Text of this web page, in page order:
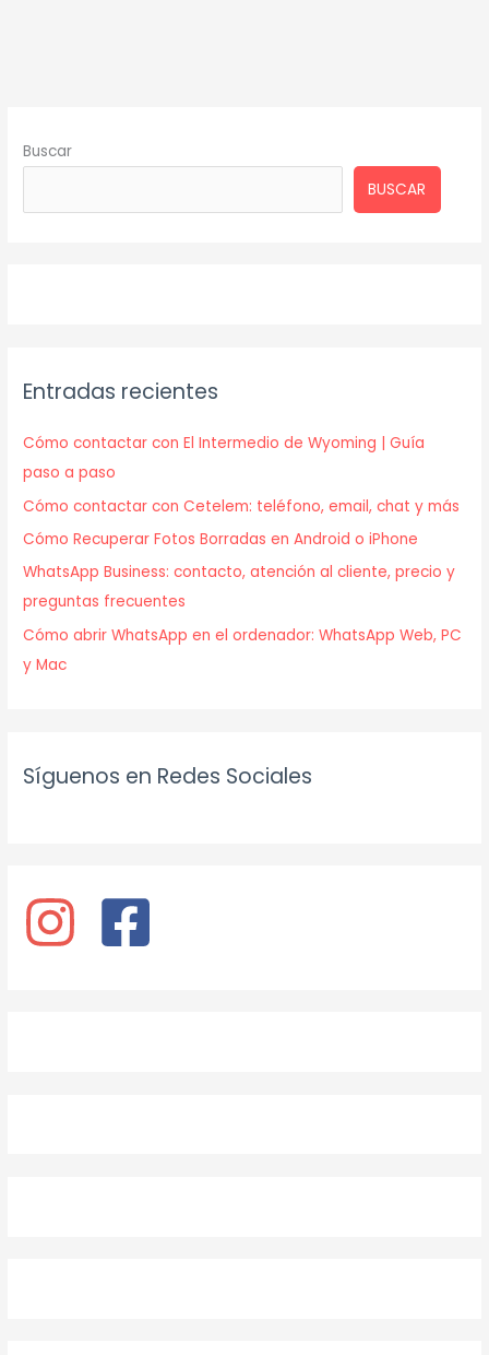
Buscar
BUSCAR
Entradas recientes
Cómo contactar con El Intermedio de Wyoming | Guía
paso a paso
Cómo contactar con Cetelem: teléfono, email, chat y más
Cómo Recuperar Fotos Borradas en Android o iPhone
WhatsApp Business: contacto, atención al cliente, precio y
preguntas frecuentes
Cómo abrir WhatsApp en el ordenador: WhatsApp Web, PC
y Mac
Síguenos en Redes Sociales